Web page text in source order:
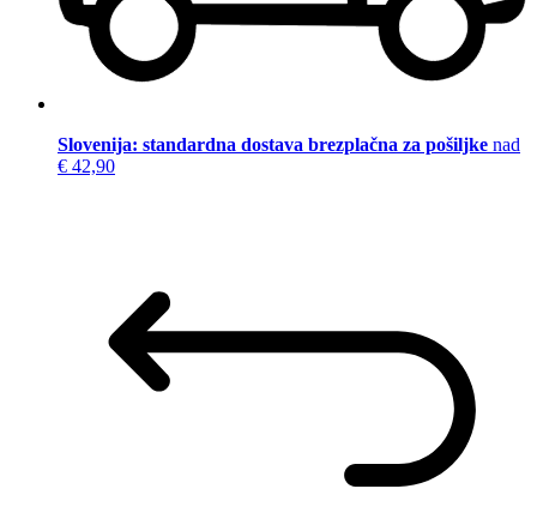
Slovenija: standardna dostava brezplačna za pošiljke nad
€ 42,90